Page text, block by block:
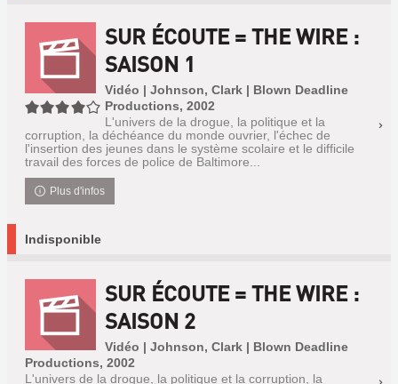
4/5
SUR ÉCOUTE = THE WIRE :
SAISON 1
Vidéo | Johnson, Clark | Blown Deadline
Productions, 2002
L'univers de la drogue, la politique et la
corruption, la déchéance du monde ouvrier, l'échec de
l'insertion des jeunes dans le système scolaire et le difficile
travail des forces de police de Baltimore...
Plus d'infos
Indisponible
SUR ÉCOUTE = THE WIRE :
SAISON 2
Vidéo | Johnson, Clark | Blown Deadline
Productions, 2002
L'univers de la drogue, la politique et la corruption, la